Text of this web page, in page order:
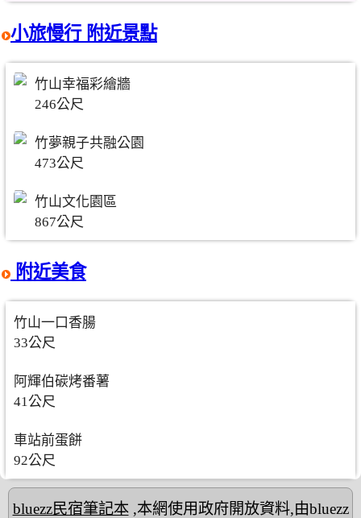
小旅慢行 附近景點
竹山幸福彩繪牆
246公尺
竹夢親子共融公園
473公尺
竹山文化園區
867公尺
附近美食
竹山一口香腸
33公尺
阿輝伯碳烤番薯
41公尺
車站前蛋餅
92公尺
bluezz民宿筆記本,本網使用政府開放資料,由bluezz